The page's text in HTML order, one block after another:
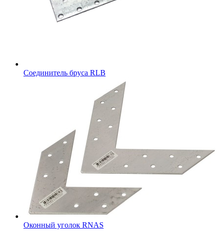
Соединитель бруса RLB
Оконный уголок RNAS